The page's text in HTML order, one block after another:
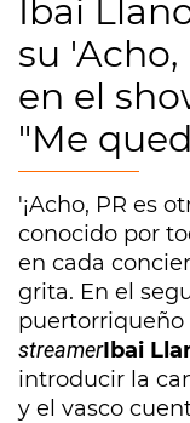
Ibai
su 'Acho,
en el
"Me
'¡Acho, PR es
conocido por
en cada
grita. En el
puertorriqueño
streamerIbai
introducir la
y el vasco